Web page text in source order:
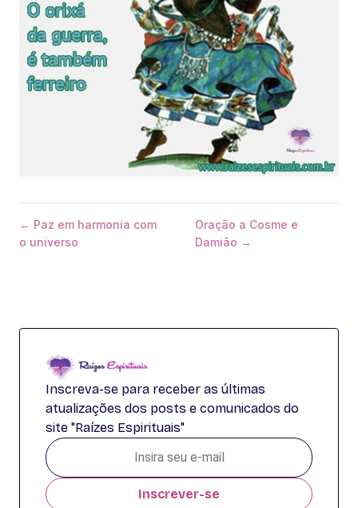
← Paz em harmonia com
o universo
Oração a Cosme e
Damião →
Inscreva-se para receber as últimas
atualizações dos posts e comunicados do
site "Raízes Espirituais"
Inscrever-se